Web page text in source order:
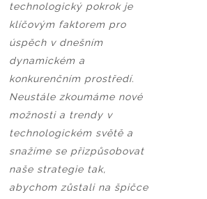
technologický pokrok je
klíčovým faktorem pro
úspěch v dnešním
dynamickém a
konkurenčním prostředí.
Neustále zkoumáme nové
možnosti a trendy v
technologickém světě a
snažíme se přizpůsobovat
naše strategie tak,
abychom zůstali na špičce